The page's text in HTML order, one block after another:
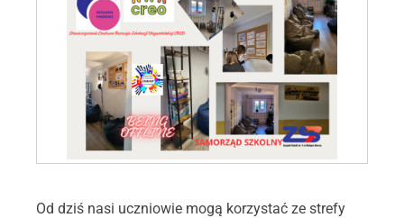
Od dziś nasi uczniowie mogą korzystać ze strefy